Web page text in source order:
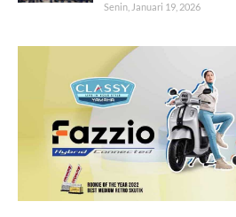
Senin, Januari 19, 2026